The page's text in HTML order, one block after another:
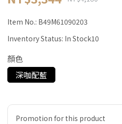
Item No.: B49M61090203
Inventory Status: In Stock10
顏色
深咖配藍
Promotion for this product